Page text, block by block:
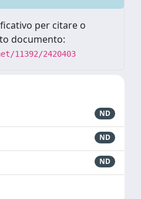
per citare o
documento:
11392/2420403
ND
ND
ND